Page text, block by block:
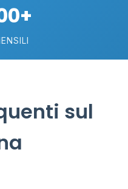
sul